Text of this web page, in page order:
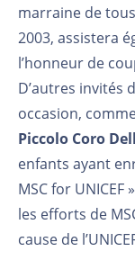
marraine de
2003, assistera
l’honneur de
D’autres invités
occasion,
Piccolo Coro
enfants ayant
MSC for
les efforts de
cause de